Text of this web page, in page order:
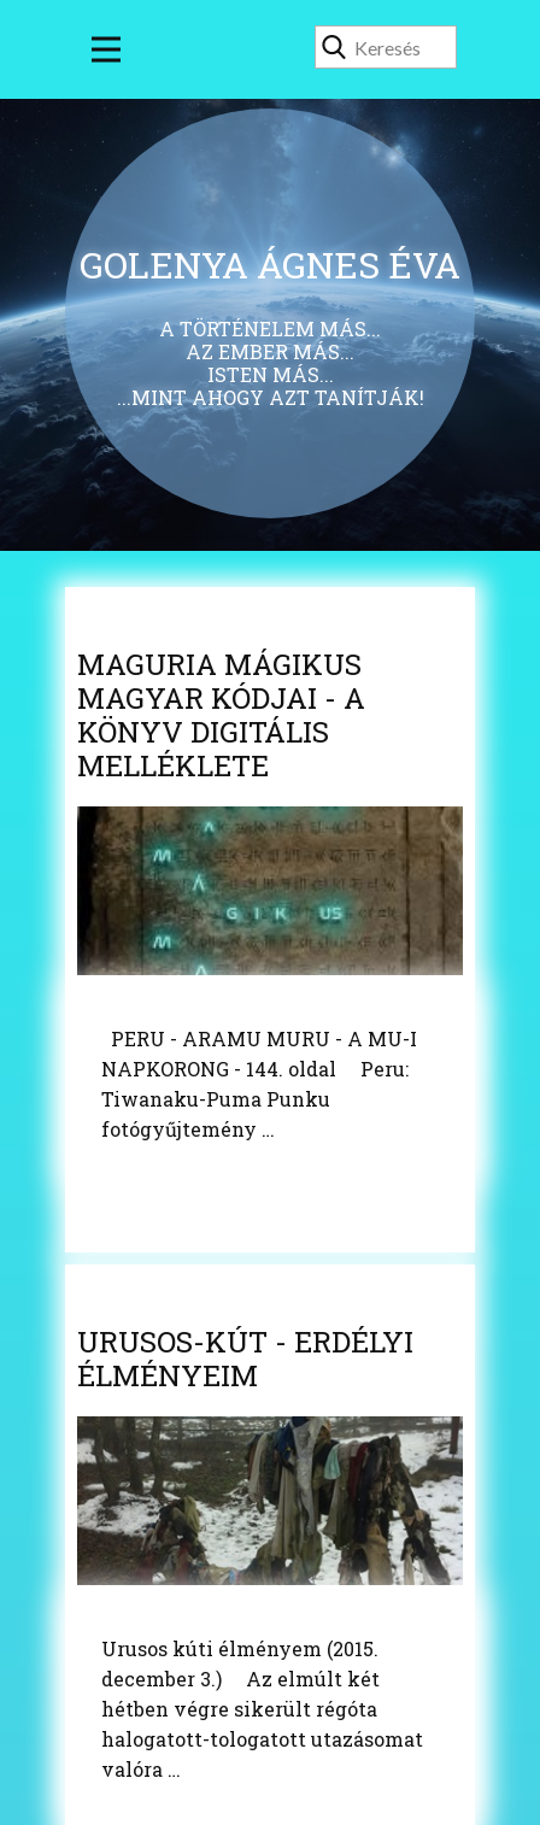
GOLENYA ÁGNES ÉVA
A TÖRTÉNELEM MÁS...
AZ EMBER MÁS...
ISTEN MÁS...
...MINT AHOGY AZT TANÍTJÁK!
MAGURIA MÁGIKUS
MAGYAR KÓDJAI - A
KÖNYV DIGITÁLIS
MELLÉKLETE
PERU - ARAMU MURU - A MU-I
NAPKORONG - 144. oldal Peru:
Tiwanaku-Puma Punku
fotógyűjtemény …
URUSOS-KÚT - ERDÉLYI
ÉLMÉNYEIM
Urusos kúti élményem (2015.
december 3.) Az elmúlt két
hétben végre sikerült régóta
halogatott-tologatott utazásomat
valóra …